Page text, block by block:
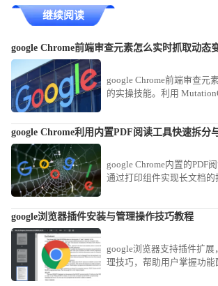
继续阅读
google Chrome前端审查元素怎么实时抓取动态
google Chrome前端审查元
的实操技能。利用
google Chrome利用内置PDF阅读工具快速拆分
google Chrome内置的PDF
通过打印组件实现长文档
版。
google浏览器插件安装与管理操作技巧教程
google浏览器支持插件扩展
理技巧，帮助用户掌握功